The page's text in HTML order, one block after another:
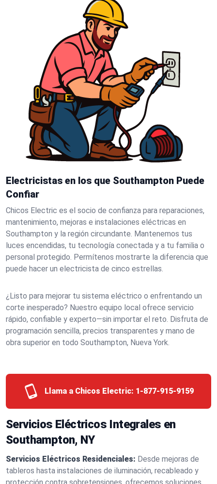
Electricistas en los que Southampton Puede
Confiar
Chicos Electric es el socio de confianza para reparaciones,
mantenimiento, mejoras e instalaciones eléctricas en
Southampton y la región circundante. Mantenemos tus
luces encendidas, tu tecnología conectada y a tu familia o
personal protegido. Permítenos mostrarte la diferencia que
puede hacer un electricista de cinco estrellas.
¿Listo para mejorar tu sistema eléctrico o enfrentando un
corte inesperado? Nuestro equipo local ofrece servicio
rápido, confiable y experto—sin importar el reto. Disfruta de
programación sencilla, precios transparentes y mano de
obra superior en todo Southampton, Nueva York.
Llama a Chicos Electric: 1-877-915-9159
Servicios Eléctricos Integrales en
Southampton, NY
Servicios Eléctricos Residenciales: Desde mejoras de
tableros hasta instalaciones de iluminación, recableado y